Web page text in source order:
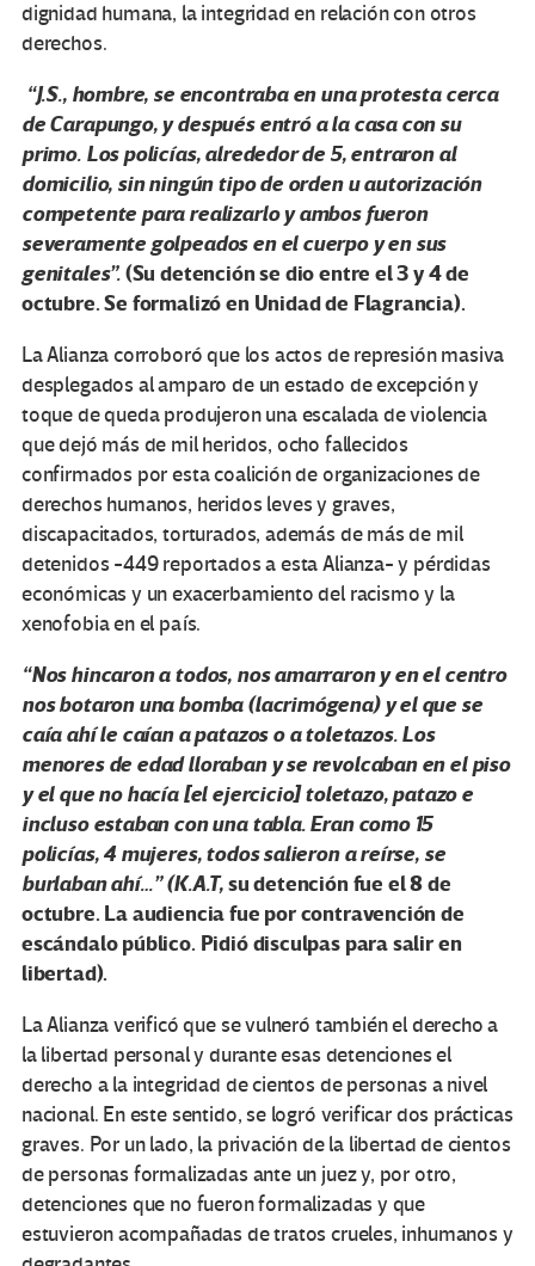
dignidad humana, la integridad en relación con otros
derechos.
“J.S., hombre, se encontraba en una protesta cerca
de Carapungo, y después entró a la casa con su
primo. Los policías, alrededor de 5, entraron al
domicilio, sin ningún tipo de orden u autorización
competente para realizarlo y ambos fueron
severamente golpeados en el cuerpo y en sus
genitales”.(Su detención se dio entre el 3 y 4 de
octubre. Se formalizó en Unidad de Flagrancia).
La Alianza corroboró que los actos de represión masiva
desplegados al amparo de un estado de excepción y
toque de queda produjeron una escalada de violencia
que dejó más de mil heridos, ocho fallecidos
confirmados por esta coalición de organizaciones de
derechos humanos, heridos leves y graves,
discapacitados, torturados, además de más de mil
detenidos -449 reportados a esta Alianza- y pérdidas
económicas y un exacerbamiento del racismo y la
xenofobia en el país.
“Nos hincaron a todos, nos amarraron y en el centro
nos botaron una bomba (lacrimógena) y el que se
caía ahí le caían a patazos o a toletazos. Los
menores de edad lloraban y se revolcaban en el piso
y el que no hacía [el ejercicio] toletazo, patazo e
incluso estaban con una tabla. Eran como 15
policías, 4 mujeres, todos salieron a reírse, se
burlaban ahí…” (K.A.T,su detención fue el 8 de
octubre. La audiencia fue por contravención de
escándalo público. Pidió disculpas para salir en
libertad).
La Alianza verificó que se vulneró también el derecho a
la libertad personal y durante esas detenciones el
derecho a la integridad de cientos de personas a nivel
nacional. En este sentido, se logró verificar dos prácticas
graves. Por un lado, la privación de la libertad de cientos
de personas formalizadas ante un juez y, por otro,
detenciones que no fueron formalizadas y que
estuvieron acompañadas de tratos crueles, inhumanos y